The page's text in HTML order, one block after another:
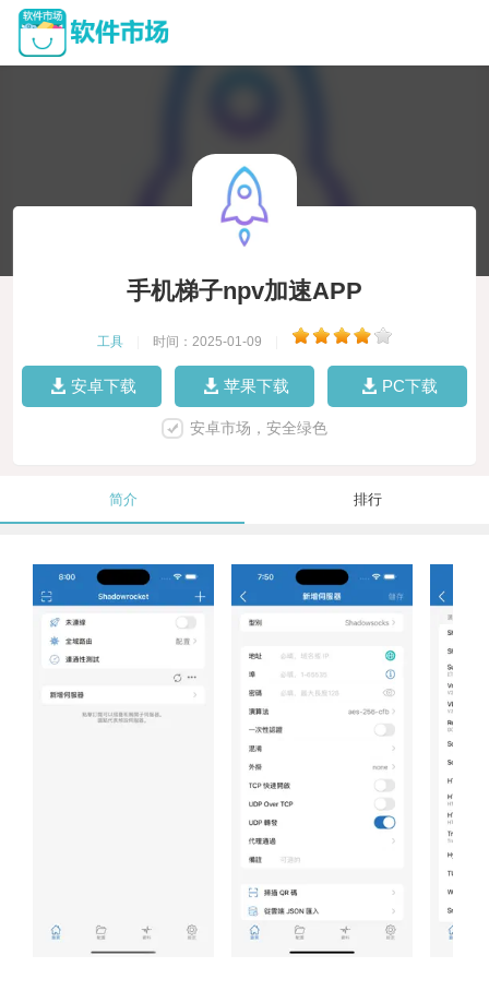
手机梯子npv加速APP
工具 时间：2025-01-09
安卓下载 苹果下载 PC下载
安卓市场，安全绿色
简介 排行